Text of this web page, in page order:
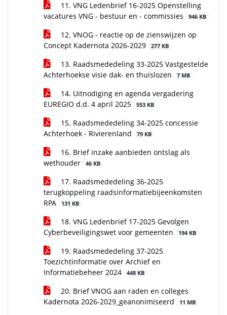
11. VNG Ledenbrief 16-2025 Openstelling
vacatures VNG - bestuur en - commissies
946 KB
12. VNOG - reactie op de zienswijzen op
Concept Kadernota 2026-2029
277 KB
13. Raadsmededeling 33-2025 Vastgestelde
Achterhoekse visie dak- en thuislozen
7 MB
14. Uitnodiging en agenda vergadering
EUREGIO d.d. 4 april 2025
553 KB
15. Raadsmededeling 34-2025 concessie
Achterhoek - Rivierenland
79 KB
16. Brief inzake aanbieden ontslag als
wethouder
46 KB
17. Raadsmededeling 36-2025
terugkoppeling raadsinformatiebijeenkomsten
RPA
131 KB
18. VNG Ledenbrief 17-2025 Gevolgen
Cyberbeveiligingswet voor gemeenten
194 KB
19. Raadsmededeling 37-2025
Toezichtinformatie over Archief en
Informatiebeheer 2024
448 KB
20. Brief VNOG aan raden en colleges
Kadernota 2026-2029_geanonimiseerd
11 MB